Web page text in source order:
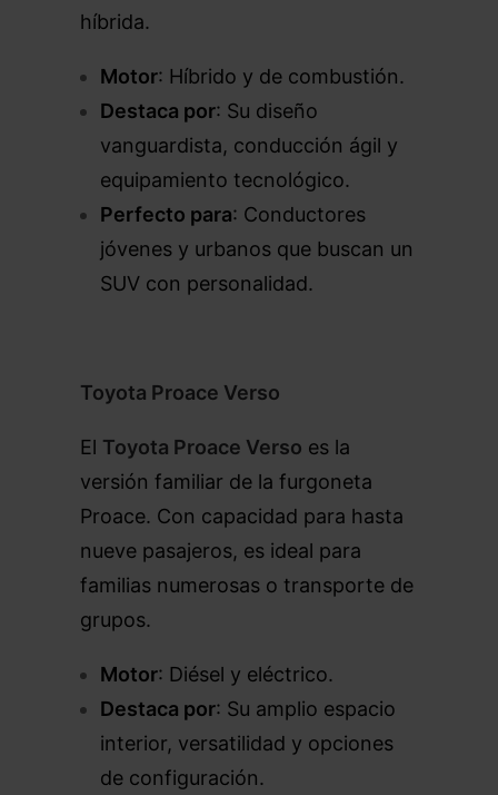
híbrida.
Motor: Híbrido y de combustión.
Destaca por: Su diseño
vanguardista, conducción ágil y
equipamiento tecnológico.
Perfecto para: Conductores
jóvenes y urbanos que buscan un
SUV con personalidad.
Toyota Proace Verso
El Toyota Proace Verso es la
versión familiar de la furgoneta
Proace. Con capacidad para hasta
nueve pasajeros, es ideal para
familias numerosas o transporte de
grupos.
Motor: Diésel y eléctrico.
Destaca por: Su amplio espacio
interior, versatilidad y opciones
de configuración.